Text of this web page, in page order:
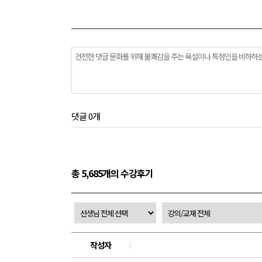
댓글 0개
총 5,685개의 수강후기
작성자